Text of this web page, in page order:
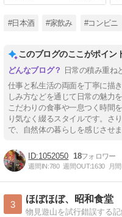
#日本酒 #家飲み #コンビニ
このブログのここがポイン
日常の積み重ね
仕事と私生活の両面を丁寧に描
しみ方などを通じて日常の魅力
こだわりの食事や一息つく時間
り気なく綴るスタイルです。さ
で、自然体の暮らしを感じさせま
1052050 18
週間IN:780 週間OUT:1630 月
3
ほぼほぼ、昭和食堂
物見遊山を試行錯誤する